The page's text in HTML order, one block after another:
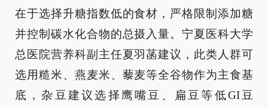
在于选择升糖指数低的食材，严格限制添加糖
并控制碳水化合物的总摄入量。宁夏医科大学
总医院营养科副主任夏羽菡建议，此类人群可
选用糙米、燕麦米、藜麦等全谷物作为主食基
底，杂豆建议选择鹰嘴豆、扁豆等低GI豆